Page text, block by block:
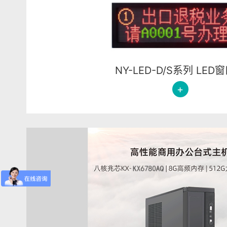
NY-LED-D/S系列 LED
+